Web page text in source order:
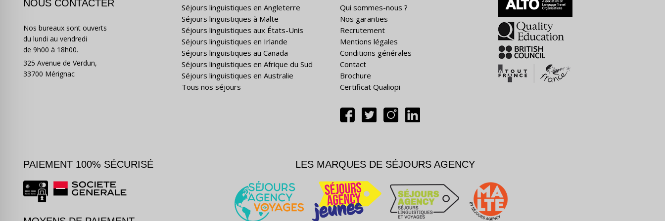
NOUS CONTACTER
Nos bureaux sont ouverts
du lundi au vendredi
de 9h00 à 18h00.
325 Avenue de Verdun,
33700 Mérignac
Séjours linguistiques en Angleterre
Séjours linguistiques à Malte
Séjours linguistiques aux États-Unis
Séjours linguistiques en Irlande
Séjours linguistiques au Canada
Séjours linguistiques en Afrique du Sud
Séjours linguistiques en Australie
Tous nos séjours
Qui sommes-nous ?
Nos garanties
Recrutement
Mentions légales
Conditions générales
Contact
Brochure
Certificat Qualiopi
PAIEMENT 100% SÉCURISÉ LES MARQUES DE SÉJOURS AGENCY